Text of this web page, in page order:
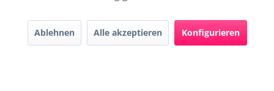
durch DE-ÖKO-009
Ablehnen Alle akzeptieren Konfigurieren